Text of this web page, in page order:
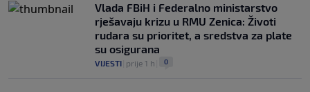
Vlada FBiH i Federalno ministarstvo
rješavaju krizu u RMU Zenica: Životi
rudara su prioritet, a sredstva za plate
su osigurana
VIJESTI prije 1 h 0